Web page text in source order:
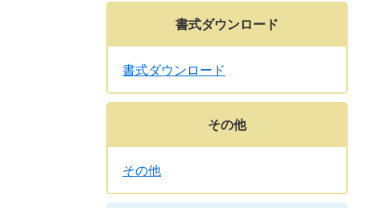
書式ダウンロード
書式ダウンロード
その他
その他